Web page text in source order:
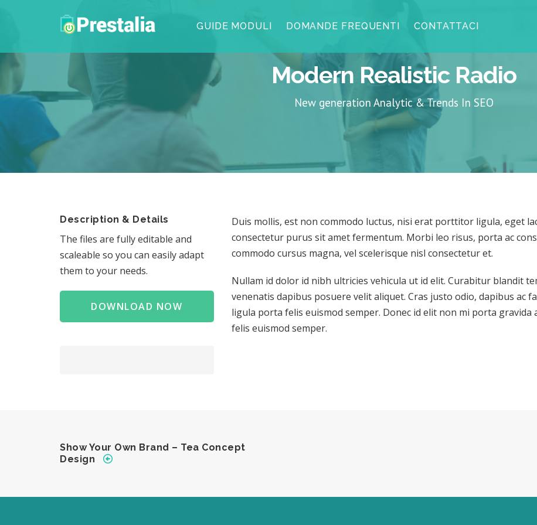
GUIDE MODULI DOMANDE FREQUENTI CONTATTACI
Modern Realistic Radio
New generation Analytic & Trends In SEO
Description & Details
The files are fully editable and
scaleable so you can easily adapt
them to your needs.
DOWNLOAD NOW
Duis mollis, est non commodo luctus, nisi erat porttitor ligula, eget
consectetur purus sit amet fermentum. Morbi leo risus, porta ac
commodo cursus magna, vel scelerisque nisl consectetur et.
Nullam id dolor id nibh ultricies vehicula ut id elit. Curabitur blandit
venenatis dapibus posuere velit aliquet. Cras justo odio, dapibus ac
ligula porta felis euismod semper. Donec id elit non mi porta
felis euismod semper.
Show Your Own Brand – Tea Concept
Design